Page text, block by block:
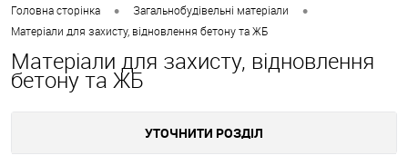
Головна сторінка • Загальнобудівельні матеріали •
Матеріали для захисту, відновлення бетону та ЖБ
Матеріали для захисту, відновлення
бетону та ЖБ
УТОЧНИТИ РОЗДІЛ